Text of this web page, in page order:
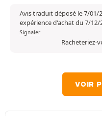
Avis traduit déposé le 7/01/
expérience d'achat du 7/12/
Signaler
Racheteriez-
VOIR